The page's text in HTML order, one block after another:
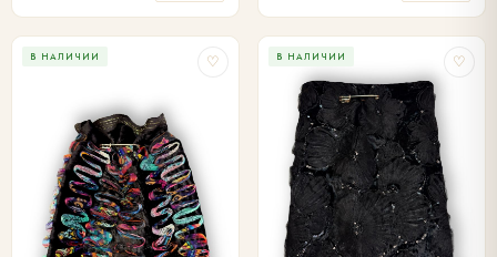
В НАЛИЧИИ ♡ В НАЛИЧИИ ♡